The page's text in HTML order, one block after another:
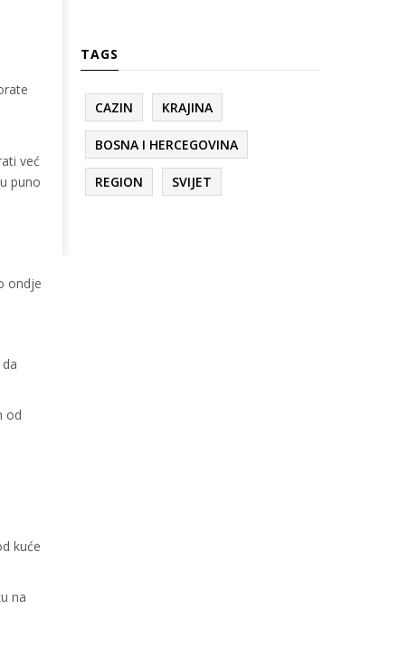
već
puno
ondje
od
kuće
na
TAGS
CAZIN KRAJINA
BOSNA I HERCEGOVINA
REGION SVIJET